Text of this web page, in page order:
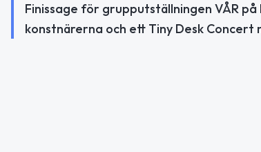
Finissage för grupputställningen VÅR
konstnärerna och ett Tiny Desk Concert